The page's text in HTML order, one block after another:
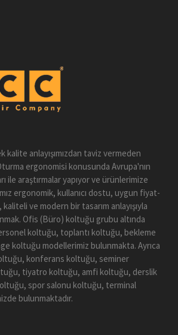
kalite anlayışımızdan taviz vermeden
ergonomisi konusunda Avrupa'nın
ile araştırmalar yapıyor ve ürünlerimize
ergonomik, kullanıcı dostu, uygun fiyat-
ve modern bir tasarım anlayışıyla
Ofis (Büro) koltuğu grubu altında
koltuğu, toplantı koltuğu, bekleme
koltuğu modellerimiz bulunmakta. Ayrıca
konferans koltuğu, seminer
tiyatro koltuğu, amfi koltuğu, derslik
spor salonu koltuğu, terminal
bulunmaktadır.